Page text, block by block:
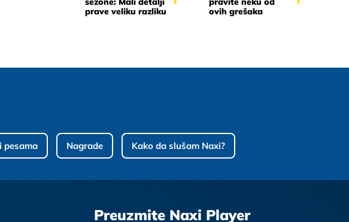
prave veliku razliku
ovih grešaka
pesama Nagrade Kako da slušam Naxi?
Preuzmite Naxi Player